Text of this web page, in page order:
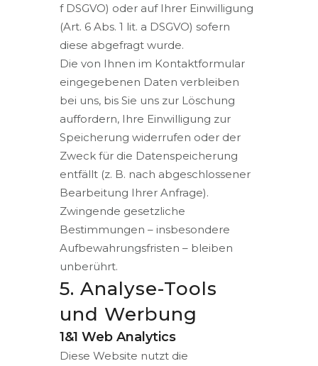
f DSGVO) oder auf Ihrer Einwilligung
(Art. 6 Abs. 1 lit. a DSGVO) sofern
diese abgefragt wurde.
Die von Ihnen im Kontaktformular
eingegebenen Daten verbleiben
bei uns, bis Sie uns zur Löschung
auffordern, Ihre Einwilligung zur
Speicherung widerrufen oder der
Zweck für die Datenspeicherung
entfällt (z. B. nach abgeschlossener
Bearbeitung Ihrer Anfrage).
Zwingende gesetzliche
Bestimmungen – insbesondere
Aufbewahrungsfristen – bleiben
unberührt.
5. Analyse-Tools
und Werbung
1&1 Web Analytics
Diese Website nutzt die